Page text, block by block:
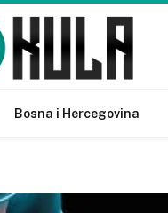
Bosna i Hercegovina